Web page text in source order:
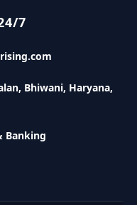
LIC की इस स्कीम में जमा
ऐसे करे अप्लाई
सब्सिडी
साल में आसान किस्तों में करे जमा
7
Bhiwani, Haryana,
Banking